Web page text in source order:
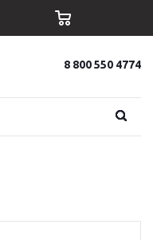
8 800 550 4774